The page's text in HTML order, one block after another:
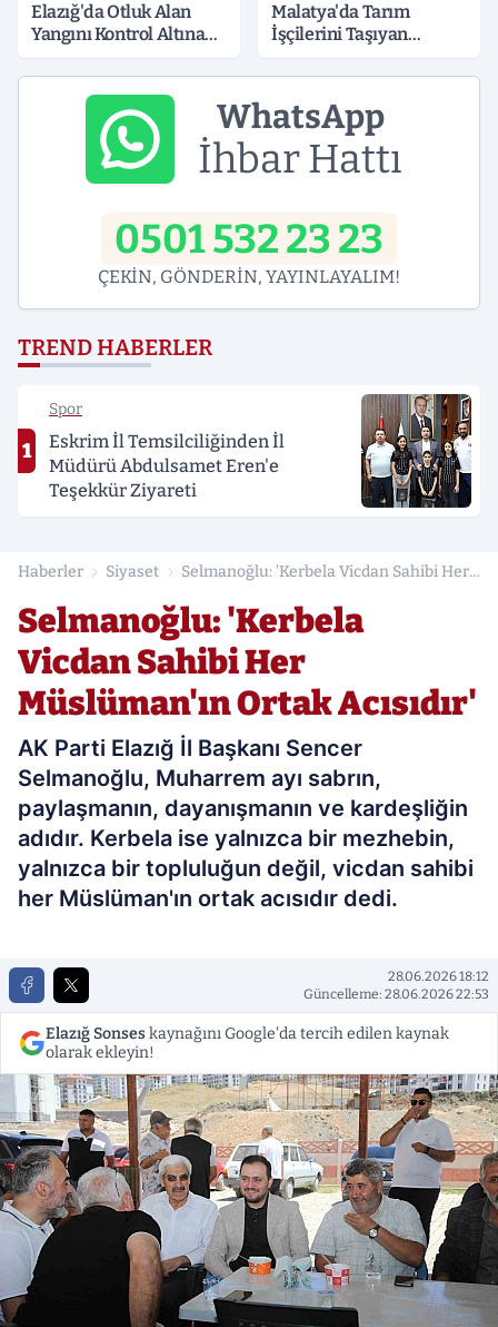
Elazığ'da Otluk Alan
Yangını Kontrol Altına
Malatya'da Tarım
İşçilerini Taşıyan
Yaralı
WhatsApp
İhbar Hattı
0501 532 23 23
ÇEKİN, GÖNDERİN, YAYINLAYALIM!
TREND HABERLER
1
Spor
Eskrim İl Temsilciliğinden İl
Müdürü Abdulsamet Eren'e
Teşekkür Ziyareti
Haberler Siyaset
Selmanoğlu: 'Kerbela Vicdan Sahibi Her
Selmanoğlu: 'Kerbela
Vicdan Sahibi Her
Müslüman'ın Ortak Acısıdır'
AK Parti Elazığ İl Başkanı Sencer
Selmanoğlu, Muharrem ayı sabrın,
paylaşmanın, dayanışmanın ve kardeşliğin
adıdır. Kerbela ise yalnızca bir mezhebin,
yalnızca bir topluluğun değil, vicdan sahibi
her Müslüman'ın ortak acısıdır dedi.
28.06.2026 18:12
Güncelleme: 28.06.2026 22:53
Elazığ Sonseskaynağını Google'da tercih edilen kaynak
olarak ekleyin!